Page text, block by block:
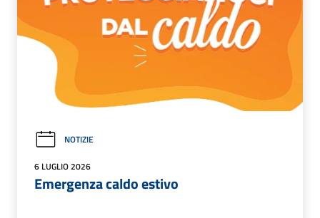
NOTIZIE
6 LUGLIO 2026
Emergenza caldo estivo